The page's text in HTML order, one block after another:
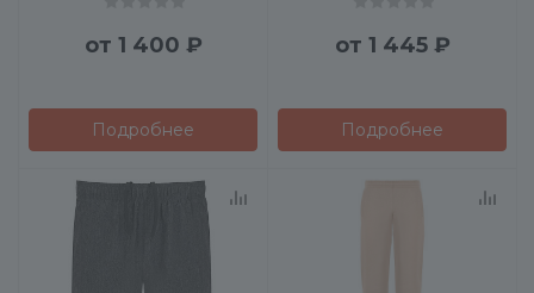
от 1 400 ₽
Подробнее
от 1 445 ₽
Подробнее